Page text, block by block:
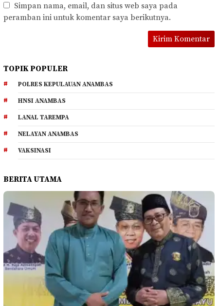
Simpan nama, email, dan situs web saya pada
peramban ini untuk komentar saya berikutnya.
TOPIK POPULER
POLRES KEPULAUAN ANAMBAS
HNSI ANAMBAS
LANAL TAREMPA
NELAYAN ANAMBAS
VAKSINASI
BERITA UTAMA